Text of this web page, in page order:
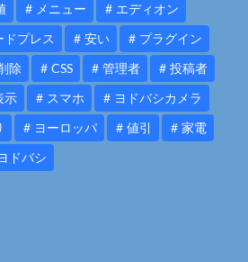
メニュー
エディオン
ドプレス 安い
プラグイン
除 CSS 管理者
投稿者
示 スマホ
ヨドバシカメラ
ヨーロッパ 値引
家電
ドバシ